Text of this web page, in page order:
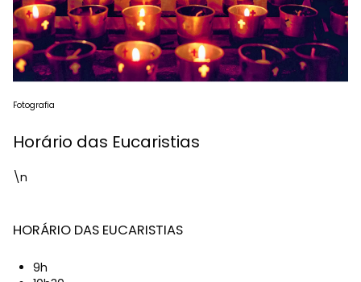
Fotografia
Horário das Eucaristias
\n
HORÁRIO DAS EUCARISTIAS
9h